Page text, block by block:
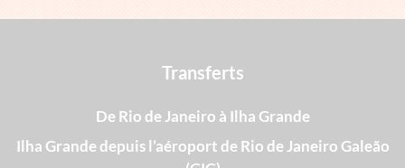
Transferts
De Rio de Janeiro à Ilha Grande
Ilha Grande depuis l’aéroport de Rio de Janeiro Galeão